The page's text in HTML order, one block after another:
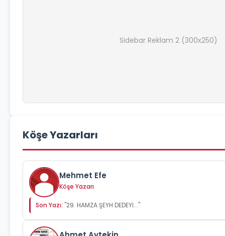
Sidebar Reklam 2 (300x250)
Köşe Yazarları
Mehmet Efe
Köşe Yazarı
Son Yazı: "29. HAMZA ŞEYH DEDEYİ..."